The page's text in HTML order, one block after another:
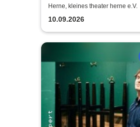
Lusche de Luxe
Herne, kleines theater herne e.V.
10.09.2026